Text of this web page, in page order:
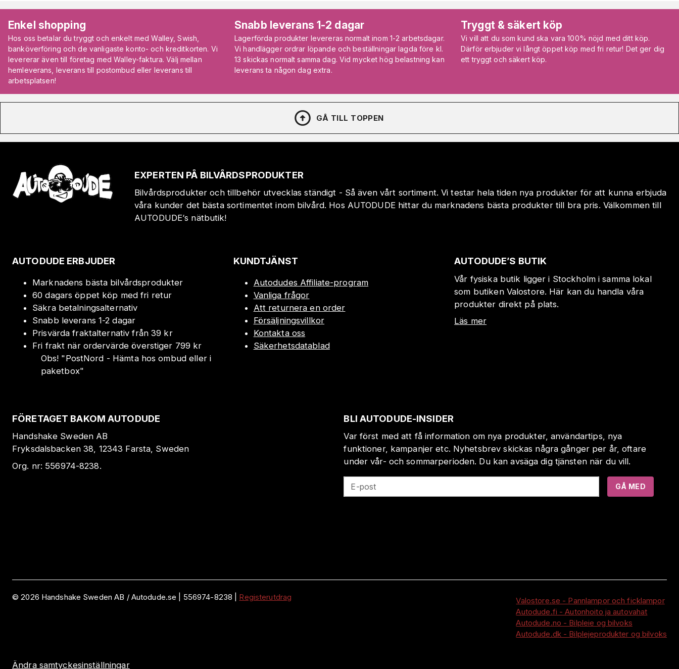
Enkel shopping
Hos oss betalar du tryggt och enkelt med Walley, Swish,
banköverföring och de vanligaste konto- och kreditkorten. Vi
levererar även till företag med Walley-faktura. Välj mellan
hemleverans, leverans till postombud eller leverans till
arbetsplatsen!
Snabb leverans 1-2 dagar
Lagerförda produkter levereras normalt inom 1-2 arbetsdagar.
Vi handlägger ordrar löpande och beställningar lagda före kl.
13 skickas normalt samma dag. Vid mycket hög belastning kan
leverans ta någon dag extra.
Tryggt & säkert köp
Vi vill att du som kund ska vara 100% nöjd med ditt köp.
Därför erbjuder vi långt öppet köp med fri retur! Det ger dig
ett tryggt och säkert köp.
GÅ TILL TOPPEN
EXPERTEN PÅ BILVÅRDSPRODUKTER
Bilvårdsprodukter och tillbehör utvecklas ständigt - Så även vårt sortiment. Vi testar hela tiden nya produkter för att kunna erbjuda
våra kunder det bästa sortimentet inom bilvård. Hos AUTODUDE hittar du marknadens bästa produkter till bra pris. Välkommen till
AUTODUDE‘s nätbutik!
AUTODUDE ERBJUDER
Marknadens bästa bilvårdsprodukter
60 dagars öppet köp med fri retur
Säkra betalningsalternativ
Snabb leverans 1-2 dagar
Prisvärda fraktalternativ från 39 kr
Fri frakt när ordervärde överstiger 799 kr
Obs! "PostNord - Hämta hos ombud eller i
paketbox"
KUNDTJÄNST
Autodudes Affiliate-program
Vanliga frågor
Att returnera en order
Försäljningsvillkor
Kontakta oss
Säkerhetsdatablad
AUTODUDE’S BUTIK
Vår fysiska butik ligger i Stockholm i samma lokal
som butiken Valostore. Här kan du handla våra
produkter direkt på plats.
Läs mer
FÖRETAGET BAKOM AUTODUDE
Handshake Sweden AB
Fryksdalsbacken 38, 12343 Farsta, Sweden
Org. nr: 556974-8238.
BLI AUTODUDE-INSIDER
Var först med att få information om nya produkter, användartips, nya
funktioner, kampanjer etc. Nyhetsbrev skickas några gånger per år, oftare
under vår- och sommarperioden. Du kan avsäga dig tjänsten när du vill.
E-post GÅ MED
©2026 Handshake Sweden AB / Autodude.se | 556974-8238 Registerutdrag
Valostore.se - Pannlampor och ficklampor
Autodude.fi - Autonhoito ja autovahat
Autodude.no - Bilpleie og bilvoks
Autodude.dk - Bilplejeprodukter og bilvoks
Ändra samtyckesinställningar